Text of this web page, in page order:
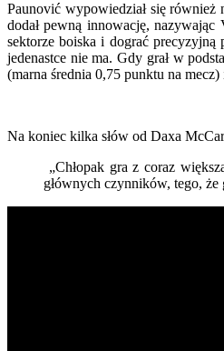
Paunović wypowiedział się również
dodał pewną innowację,
sektorze boiska i dograć precyzyjną
jedenastce nie ma. Gdy grał w
(marna średnia 0,75 punktu na
Na koniec kilka słów od Daxa
„Chłopak gra z coraz
głównych czynników, tego,